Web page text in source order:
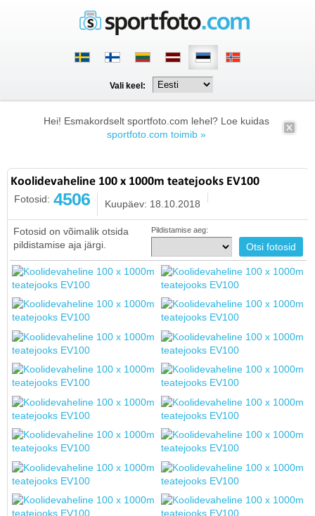
Vali keel:
Hei! Esmakordselt sportfoto.com lehel? Loe kuidas
sportfoto.com toimib »
Koolidevaheline 100 x 1000m teatejooks EV100
Fotosid: 4506 Kuupäev: 18.10.2018
Fotosid on võimalik otsida
pildistamise aja järgi.
Pildistamise aeg: